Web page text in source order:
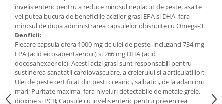
Haruharu Wonder
Medicube
ARIUL
Dr. Althea
DELLA BORN
Ulei de cocos
Ulei de peste
Ulei MCT
Vitamina A
Vitamina B
Vitamina C
Vitamina D
invelis enteric pentru a reduce mirosul neplacut de peste, asa te
vei putea bucura de beneficiile acizilor grasi EPA si DHA, fara
mirosul de dupa administrarea capsulelor obisnuite cu Omega-3.
Benficii:
Fiecare capsula ofera 1000 mg de ulei de peste, incluzand 734 mg
EPA (acid eicosapentaenoic) si 266 mg DHA (acid
docosahexaenoic). Acesti acizi grasi sunt responsabili pentru
sustinerea sanatatii cardiovasculare, a creierului si a articulatiilor;
Ulei de peste certificat din pesti oceanici, salbatici, de la adancimi
mari; Puritate maxima, fara niveluri detectabile de metale grele,
dioxine si PCB; Capsule cu invelis enteric pentru prevenirea